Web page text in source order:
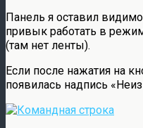
Панель я оставил
привык работать в
(там нет ленты).
Если после нажатия на
появилась надпись